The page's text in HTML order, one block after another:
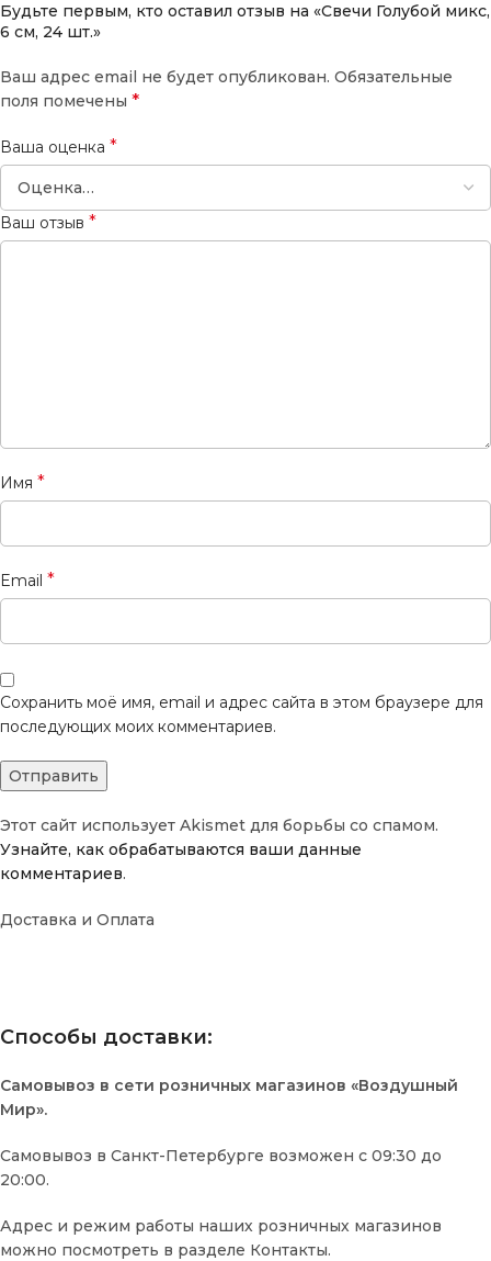
Будьте первым, кто оставил отзыв на «Свечи Голубой микс,
6 см, 24 шт.»
Ваш адрес email не будет опубликован. Обязательные
поля помечены *
Ваша оценка *
Ваш отзыв *
Имя *
Email *
Сохранить моё имя, email и адрес сайта в этом браузере для
последующих моих комментариев.
Этот сайт использует Akismet для борьбы со спамом.
Узнайте, как обрабатываются ваши данные
комментариев.
Доставка и Оплата
Способы доставки:
Самовывоз в сети розничных магазинов «Воздушный
Мир».
Самовывоз в Санкт-Петербурге возможен с 09:30 до
20:00.
Адрес и режим работы наших розничных магазинов
можно посмотреть в разделе Контакты.